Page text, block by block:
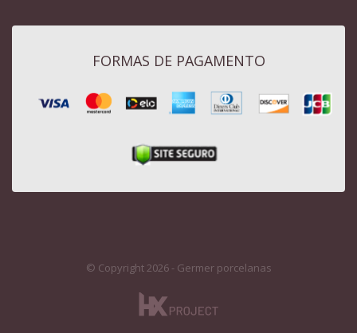
FORMAS DE PAGAMENTO
© Copyright 2026 - Germer porcelanas